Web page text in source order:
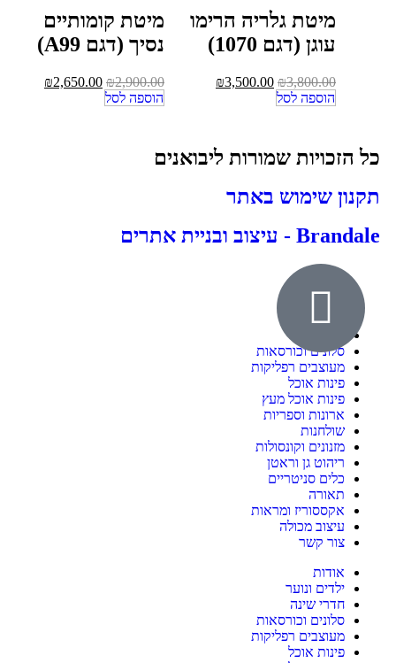
מיטת גלריה הרימו
עוגן (דגם 1070)
₪3,800.00
₪3,500.00
הוספה לסל
מיטת קומותיים
נסיך (דגם A99)
₪2,900.00
₪2,650.00
הוספה לסל
כל הזכויות שמורות ליבואנים
תקנון שימוש באתר
Brandale - עיצוב ובניית אתרים
ילדים ונוער
סלונים וכורסאות
מעוצבים רפליקות
פינות אוכל
פינות אוכל מעץ
ארונות וספריות
שולחנות
מזנונים וקונסולות
ריהוט גן וראטן
כלים סניטריים
תאורה
אקססוריז ומראות
עיצוב מכולה
צור קשר
אודות
ילדים ונוער
חדרי שינה
סלונים וכורסאות
מעוצבים רפליקות
פינות אוכל